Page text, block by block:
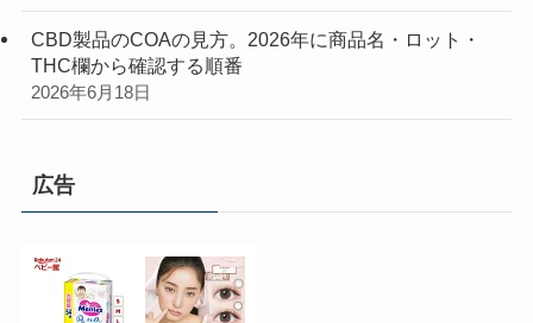
CBD製品のCOAの見方。2026年に商品名・ロット・
THC欄から確認する順番
2026年6月18日
広告